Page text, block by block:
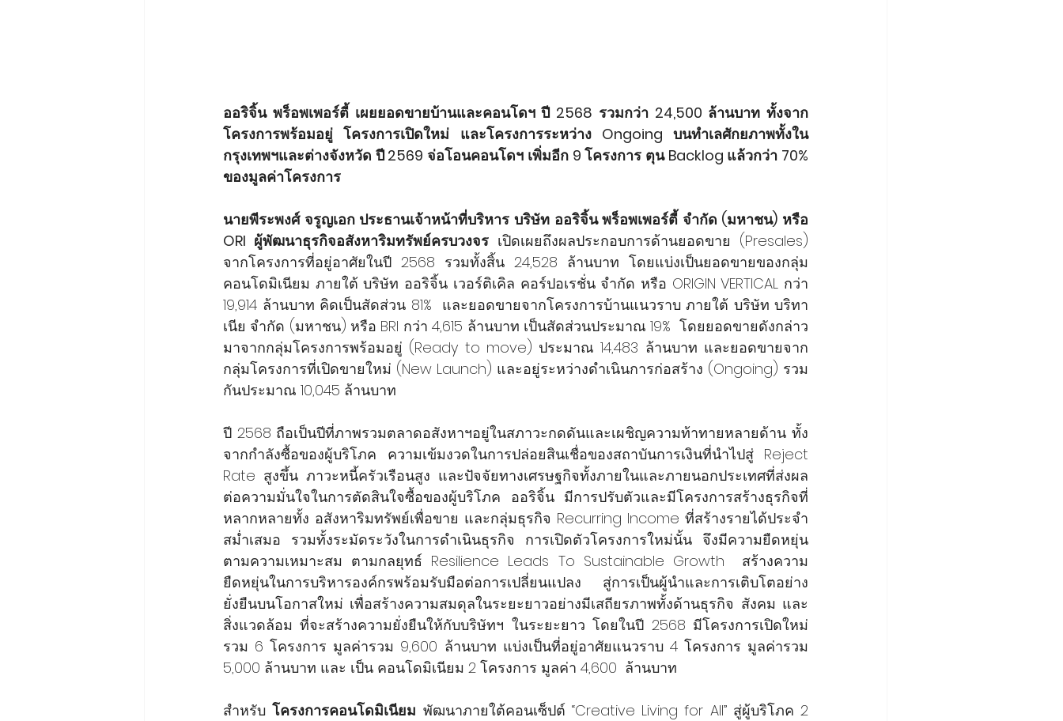
ออริจิ้น พร็อพเพอร์ตี้ เผยยอดขายบ้านและคอนโดฯ ปี 2568 รวมกว่า 24,500 ล้านบาท ทั้งจาก
โครงการพร้อมอยู่ โครงการเปิดใหม่ และโครงการระหว่าง Ongoing บนทำเลศักยภาพทั้งใน
กรุงเทพฯและต่างจังหวัด ปี 2569 จ่อโอนคอนโดฯ เพิ่มอีก 9 โครงการ ตุน Backlog แล้วกว่า 70%
ของมูลค่าโครงการ
นายพีระพงศ์ จรูญเอก ประธานเจ้าหน้าที่บริหาร บริษัท ออริจิ้น พร็อพเพอร์ตี้ จำกัด (มหาชน) หรือ
ORI ผู้พัฒนาธุรกิจอสังหาริมทรัพย์ครบวงจร เปิดเผยถึงผลประกอบการด้านยอดขาย (Presales)
จากโครงการที่อยู่อาศัยในปี 2568 รวมทั้งสิ้น 24,528 ล้านบาท โดยแบ่งเป็นยอดขายของกลุ่ม
คอนโดมิเนียม ภายใต้ บริษัท ออริจิ้น เวอร์ติเคิล คอร์ปอเรชั่น จํากัด หรือ ORIGIN VERTICAL กว่า
19,914 ล้านบาท คิดเป็นสัดส่วน 81%  และยอดขายจากโครงการบ้านแนวราบ ภายใต้ บริษัท บริทา
เนีย จำกัด (มหาชน) หรือ BRI กว่า 4,615 ล้านบาท เป็นสัดส่วนประมาณ 19%  โดยยอดขายดังกล่าว
มาจากกลุ่มโครงการพร้อมอยู่ (Ready to move) ประมาณ 14,483 ล้านบาท และยอดขายจาก
กลุ่มโครงการที่เปิดขายใหม่ (New Launch) และอยู่ระหว่างดำเนินการก่อสร้าง (Ongoing) รวม
กันประมาณ 10,045 ล้านบาท
ปี 2568 ถือเป็นปีที่ภาพรวมตลาดอสังหาฯอยู่ในสภาวะกดดันและเผชิญความท้าทายหลายด้าน ทั้ง
จากกำลังซื้อของผู้บริโภค ความเข้มงวดในการปล่อยสินเชื่อของสถาบันการเงินที่นำไปสู่ Reject
Rate สูงขึ้น ภาวะหนี้ครัวเรือนสูง และปัจจัยทางเศรษฐกิจทั้งภายในและภายนอกประเทศที่ส่งผล
ต่อความมั่นใจในการตัดสินใจซื้อของผู้บริโภค ออริจิ้น มีการปรับตัวและมีโครงการสร้างธุรกิจที่
หลากหลายทั้ง อสังหาริมทรัพย์เพื่อขาย และกลุ่มธุรกิจ Recurring Income ที่สร้างรายได้ประจำ
สม่ำเสมอ รวมทั้งระมัดระวังในการดำเนินธุรกิจ การเปิดตัวโครงการใหม่นั้น จึงมีความยืดหยุ่น
ตามความเหมาะสม ตามกลยุทธ์ Resilience Leads To Sustainable Growth  สร้างความ
ยืดหยุ่นในการบริหารองค์กรพร้อมรับมือต่อการเปลี่ยนแปลง สู่การเป็นผู้นำและการเติบโตอย่าง
ยั่งยืนบนโอกาสใหม่ เพื่อสร้างความสมดุลในระยะยาวอย่างมีเสถียรภาพทั้งด้านธุรกิจ สังคม และ
สิ่งแวดล้อม ที่จะสร้างความยั่งยืนให้กับบริษัทฯ ในระยะยาว โดยในปี 2568 มีโครงการเปิดใหม่
รวม 6 โครงการ มูลค่ารวม 9,600 ล้านบาท แบ่งเป็นที่อยู่อาศัยแนวราบ 4 โครงการ มูลค่ารวม
5,000 ล้านบาท และ เป็น คอนโดมิเนียม 2 โครงการ มูลค่า 4,600  ล้านบาท
สำหรับ โครงการคอนโดมิเนียม พัฒนาภายใต้คอนเซ็ปต์ “Creative Living for All” สู่ผู้บริโภค 2